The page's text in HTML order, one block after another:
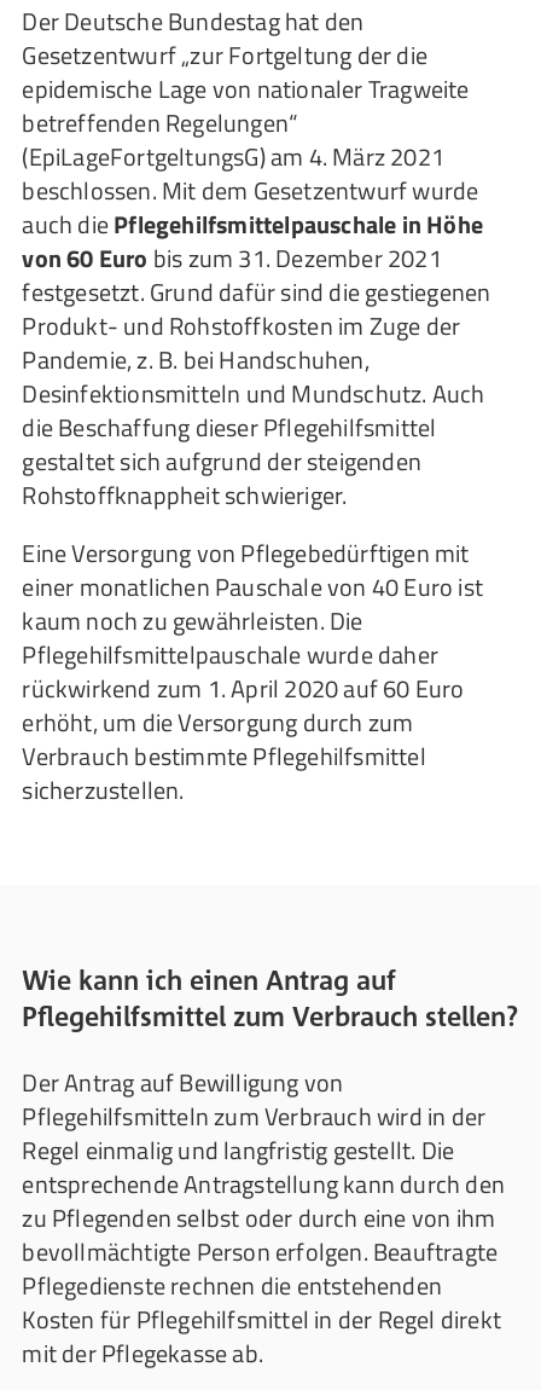
Der Deutsche Bundestag hat den
Gesetzentwurf „zur Fortgeltung der die
epidemische Lage von nationaler Tragweite
betreffenden Regelungen“
(EpiLageFortgeltungsG) am 4. März 2021
beschlossen. Mit dem Gesetzentwurf wurde
auch diePflegehilfsmittelpauschale in Höhe
von 60 Euro bis zum 31. Dezember 2021
festgesetzt. Grund dafür sind die gestiegenen
Produkt- und Rohstoffkosten im Zuge der
Pandemie, z. B. bei Handschuhen,
Desinfektionsmitteln und Mundschutz. Auch
die Beschaffung dieser Pflegehilfsmittel
gestaltet sich aufgrund der steigenden
Rohstoffknappheit schwieriger.
Eine Versorgung von Pflegebedürftigen mit
einer monatlichen Pauschale von 40 Euro ist
kaum noch zu gewährleisten. Die
Pflegehilfsmittelpauschale wurde daher
rückwirkend zum 1. April 2020 auf 60 Euro
erhöht, um die Versorgung durch zum
Verbrauch bestimmte Pflegehilfsmittel
sicherzustellen.
Wie kann ich einen Antrag auf
Pflegehilfsmittel zum Verbrauch stellen?
Der Antrag auf Bewilligung von
Pflegehilfsmitteln zum Verbrauch wird in der
Regel einmalig und langfristig gestellt. Die
entsprechende Antragstellung kann durch den
zu Pflegenden selbst oder durch eine von ihm
bevollmächtigte Person erfolgen. Beauftragte
Pflegedienste rechnen die entstehenden
Kosten für Pflegehilfsmittel in der Regel direkt
mit der Pflegekasse ab.